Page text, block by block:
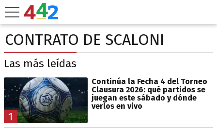
CONTRATO DE SCALONI
Las más leídas
1
Continúa la Fecha 4 del Torneo
Clausura 2026: qué partidos se
juegan este sábado y dónde
verlos en vivo